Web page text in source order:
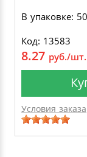
В упаковке:
Код: 13583
8.27 руб./шт.
Условия заказа